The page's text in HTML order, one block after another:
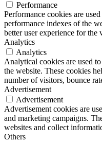
Performance
Performance cookies are
performance indexes of the
better user experience for the
Analytics
Analytics
Analytical cookies are used
the website. These cookies
number of visitors, bounce
Advertisement
Advertisement
Advertisement cookies are
and marketing campaigns.
websites and collect
Others